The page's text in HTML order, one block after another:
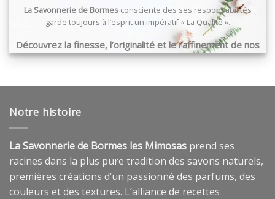
La Savonnerie de Bormesconsciente des ses responsabilités
garde toujours à l’esprit un impératif « La Qualité ».
Découvrez la finesse, l’originalité et le raffinement de nos
produits …
Notre histoire
La Savonnerie de Bormes les Mimosas prend ses
racines dans la plus pure tradition des savons naturels,
premières créations d’un passionné des parfums, des
couleurs et des textures. L’alliance de recettes